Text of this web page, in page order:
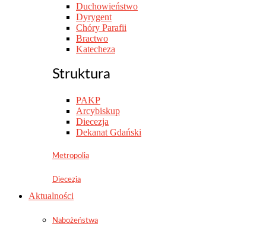
Duchowieństwo
Dyrygent
Chóry Parafii
Bractwo
Katecheza
Struktura
PAKP
Arcybiskup
Diecezja
Dekanat Gdański
Metropolia
Diecezja
Aktualności
Nabożeństwa